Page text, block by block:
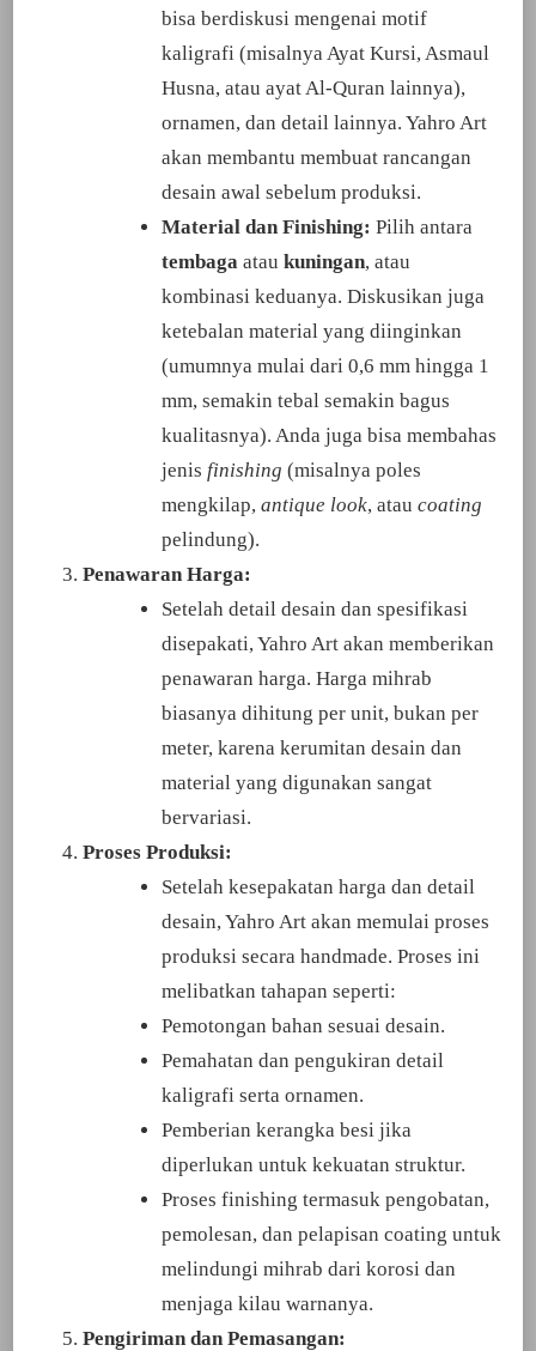
bisa berdiskusi mengenai motif
kaligrafi (misalnya Ayat Kursi, Asmaul
Husna, atau ayat Al-Quran lainnya),
ornamen, dan detail lainnya. Yahro Art
akan membantu membuat rancangan
desain awal sebelum produksi.
Material dan Finishing: Pilih antara
tembagaatau kuningan, atau
kombinasi keduanya. Diskusikan juga
ketebalan material yang diinginkan
(umumnya mulai dari 0,6 mm hingga 1
mm, semakin tebal semakin bagus
kualitasnya). Anda juga bisa membahas
jenis finishing (misalnya poles
mengkilap, antique look, atau coating
pelindung).
Penawaran Harga:
Setelah detail desain dan spesifikasi
disepakati, Yahro Art akan memberikan
penawaran harga. Harga mihrab
biasanya dihitung per unit, bukan per
meter, karena kerumitan desain dan
material yang digunakan sangat
bervariasi.
Proses Produksi:
Setelah kesepakatan harga dan detail
desain, Yahro Art akan memulai proses
produksi secara handmade. Proses ini
melibatkan tahapan seperti:
Pemotongan bahan sesuai desain.
Pemahatan dan pengukiran detail
kaligrafi serta ornamen.
Pemberian kerangka besi jika
diperlukan untuk kekuatan struktur.
Proses finishing termasuk pengobatan,
pemolesan, dan pelapisan coating untuk
melindungi mihrab dari korosi dan
menjaga kilau warnanya.
Pengiriman dan Pemasangan: